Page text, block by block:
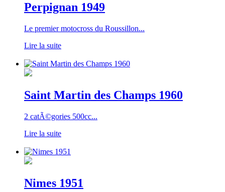
Perpignan 1949
Le premier motocross du Roussillon...
Lire la suite
Saint Martin des Champs 1960
2 catÃ©gories 500cc...
Lire la suite
Nimes 1951